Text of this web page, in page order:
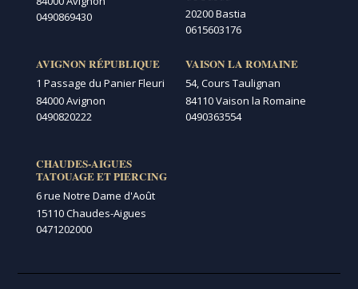
0490869430
AVIGNON RÉPUBLIQUE
1 Passage du Panier Fleuri
84000 Avignon
0490820222
CHAUDES-AIGUES
TATOUAGE ET PIERCING
6 rue Notre Dame d'Août
15110 Chaudes-Aigues
0471202000
20200 Bastia
0615603176
VAISON LA ROMAINE
54, Cours Taulignan
84110 Vaison la Romaine
0490363554